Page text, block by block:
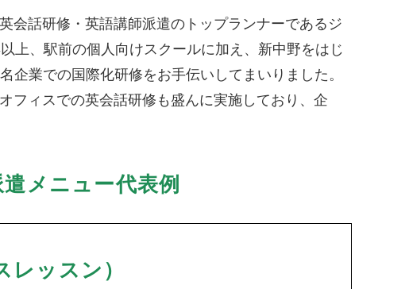
会話研修・英語講師派遣のトップランナーであるジ
上、駅前の個人向けスクールに加え、新中野をはじ
業での国際化研修をお手伝いしてまいりました。
フィスでの英会話研修も盛んに実施しており、企
メニュー代表例
レッスン）